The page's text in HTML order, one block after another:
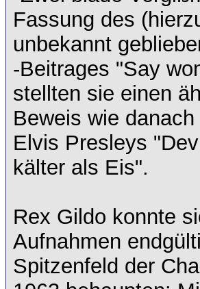
Fassung des
unbekannt
-Beitrages "Say
stellten sie einen
Beweis wie
Elvis Presleys
kälter als Eis".
Rex Gildo konnte
Aufnahmen
Spitzenfeld der